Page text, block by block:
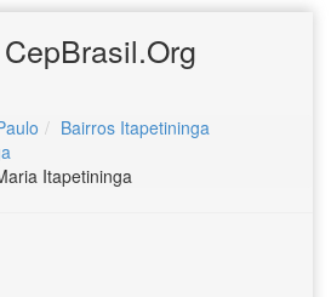
CepBrasil.Org
Bairros Itapetininga
Itapetininga